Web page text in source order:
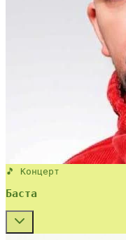
🎵 Концерт
Баста